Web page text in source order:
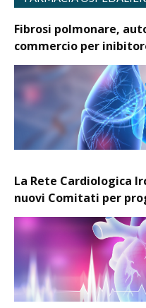
Fibrosi polmonare,
commercio per
La Rete Cardiologica
nuovi Comitati per